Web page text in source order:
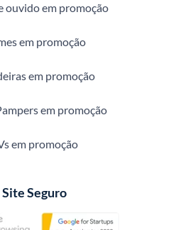
ouvido em promoção
em promoção
em promoção
em promoção
em promoção
Site Seguro